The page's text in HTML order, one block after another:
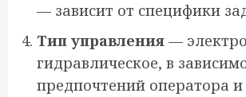
— зависит от специфики
Тип управления —
гидравлическое, в
предпочтений оператора и